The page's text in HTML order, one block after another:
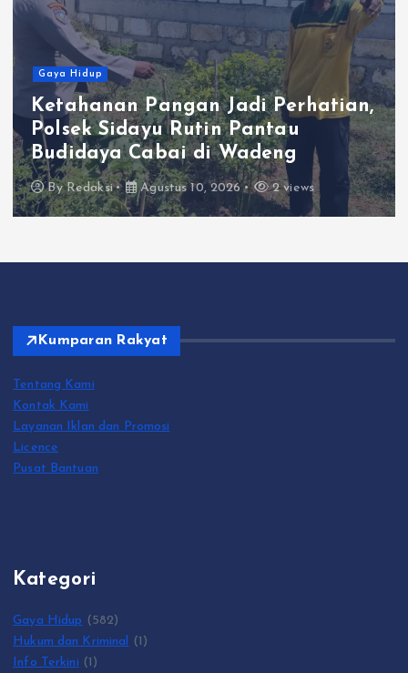
Gaya Hidup
Ketahanan Pangan Jadi Perhatian,
Polsek Sidayu Rutin Pantau
Budidaya Cabai di Wadeng
ByRedaksi Agustus 10, 2026 2 views
Kumparan Rakyat
Tentang Kami
Kontak Kami
Layanan Iklan dan Promosi
Licence
Pusat Bantuan
Kategori
Gaya Hidup (582)
Hukum dan Kriminal (1)
Info Terkini (1)